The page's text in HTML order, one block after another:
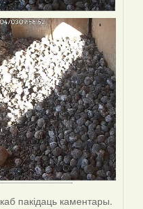
каб пакідаць каментары.